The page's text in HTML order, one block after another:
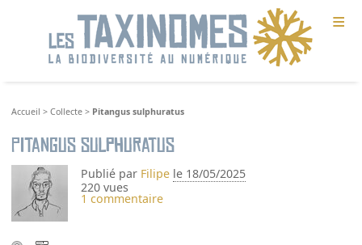
≡
Accueil >Collecte > Pitangus sulphuratus
Pitangus sulphuratus
Publié par Filipe le 18/05/2025
220 vues
1 commentaire